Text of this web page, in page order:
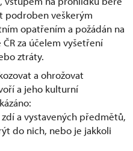
podroben veškerým
opatřením a požádán na
za účelem vyšetření
ztráty.
a ohrožovat
a jeho kulturní
a vystavených předmětů,
do nich, nebo je jakkoli